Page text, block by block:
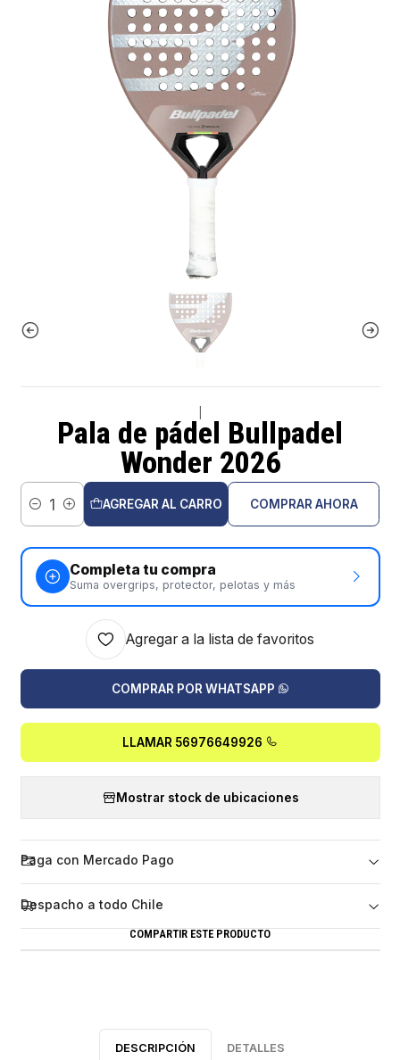
Pala de pádel Bullpadel
Wonder 2026
Cantidad
AGREGAR AL CARRO COMPRAR AHORA
Completa tu compra
Suma overgrips, protector, pelotas y más
Agregar a la lista de favoritos
COMPRAR POR WHATSAPP
LLAMAR 56976649926
Mostrar stock de ubicaciones
Paga con Mercado Pago
Despacho a todo Chile
COMPARTIR ESTE PRODUCTO
DESCRIPCIÓN DETALLES